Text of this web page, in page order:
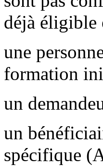
déjà éligible
une
formation
un
un
spécifique